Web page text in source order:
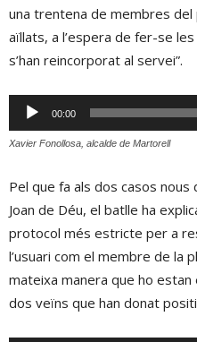
una trentena de membres
aïllats, a l’espera de fer-se
s’han reincorporat al servei”.
Reproductor
d'àudio
00:00
Xavier Fonollosa, alcalde de Martorell
Pel que fa als dos casos
Joan de Déu, el batlle ha
protocol més estricte per a
l’usuari com el membre de la
mateixa manera que ho estan
dos veïns que han donat